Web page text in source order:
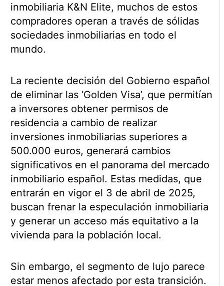
inmobiliaria K&N Elite, muchos de estos
compradores operan a través de sólidas
sociedades inmobiliarias en todo el
mundo.
La reciente decisión del Gobierno español
de eliminar las ‘Golden Visa’, que permitían
a inversores obtener permisos de
residencia a cambio de realizar
inversiones inmobiliarias superiores a
500.000 euros, generará cambios
significativos en el panorama del mercado
inmobiliario español. Estas medidas, que
entrarán en vigor el 3 de abril de 2025,
buscan frenar la especulación inmobiliaria
y generar un acceso más equitativo a la
vivienda para la población local.
Sin embargo, el segmento de lujo parece
estar menos afectado por esta transición.